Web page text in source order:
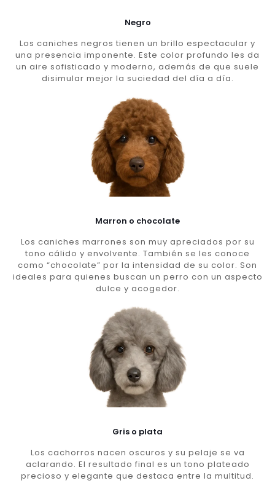
Negro
Los caniches negros tienen un brillo espectacular y
una presencia imponente. Este color profundo les da
un aire sofisticado y moderno, además de que suele
disimular mejor la suciedad del día a día.
Marron o chocolate
Los caniches marrones son muy apreciados por su
tono cálido y envolvente. También se les conoce
como “chocolate” por la intensidad de su color. Son
ideales para quienes buscan un perro con un aspecto
dulce y acogedor.
Gris o plata
Los cachorros nacen oscuros y su pelaje se va
aclarando. El resultado final es un tono plateado
precioso y elegante que destaca entre la multitud.